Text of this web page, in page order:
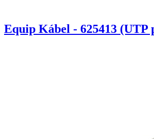
Equip Kábel - 625413 (UTP